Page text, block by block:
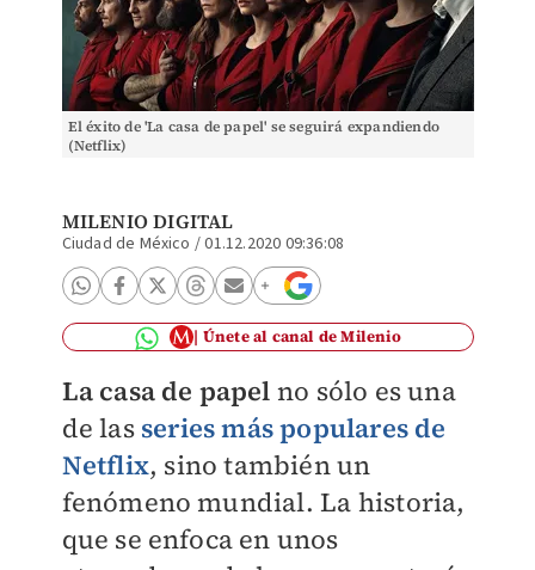
El éxito de 'La casa de papel' se seguirá expandiendo
(Netflix)
MILENIO DIGITAL
Ciudad de México /01.12.2020 09:36:08
Únete al canal de Milenio
La casa de papel no sólo es una
de las series más populares de
Netflix, sino también un
fenómeno mundial. La historia,
que se enfoca en unos